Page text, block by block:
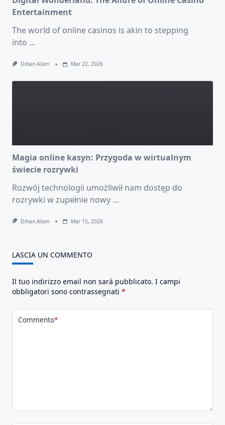
Entertainment
The world of online casinos is akin to stepping
into ...
Dihan Alam Mar 22, 2026
Magia online kasyn: Przygoda w wirtualnym
świecie rozrywki
Rozwój technologii umożliwił nam dostęp do
rozrywki w zupełnie nowy ...
Dihan Alam Mar 15, 2026
LASCIA UN COMMENTO
Il tuo indirizzo email non sarà pubblicato. I campi
obbligatori sono contrassegnati *
Commento*